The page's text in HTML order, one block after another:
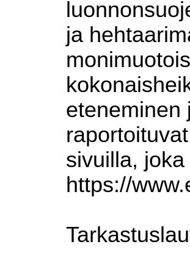
ja
eteneminen
sivuilla,
https://